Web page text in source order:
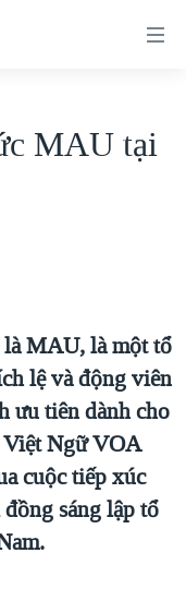
QUÁ KHỨ VÀ HIỆN
MAU tại
MAU, là một tổ
lệ và động viên
ưu tiên dành cho
Ngữ VOA
cuộc tiếp xúc
sáng lập tổ